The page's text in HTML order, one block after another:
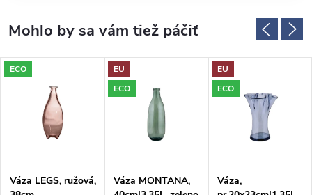
ECO
Váza LEGS, ružová,
EU
ECO
Váza MONTANA,
EU
ECO
Váza,